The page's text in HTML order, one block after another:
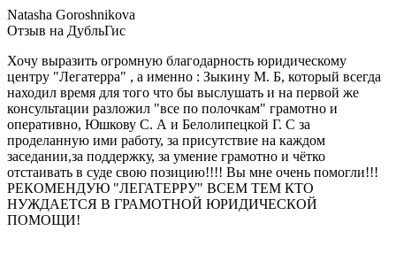
Natasha Goroshnikova
Отзыв на ДубльГис
Хочу выразить огромную благодарность юридическому
центру "Легатерра" , а именно : Зыкину М. Б, который всегда
находил время для того что бы выслушать и на первой же
консультации разложил "все по полочкам" грамотно и
оперативно, Юшкову С. А и Белолипецкой Г. С за
проделанную ими работу, за присутствие на каждом
заседании,за поддержку, за умение грамотно и чётко
отстаивать в суде свою позицию!!!! Вы мне очень помогли!!!
РЕКОМЕНДУЮ "ЛЕГАТЕРРУ" ВСЕМ ТЕМ КТО
НУЖДАЕТСЯ В ГРАМОТНОЙ ЮРИДИЧЕСКОЙ
ПОМОЩИ!